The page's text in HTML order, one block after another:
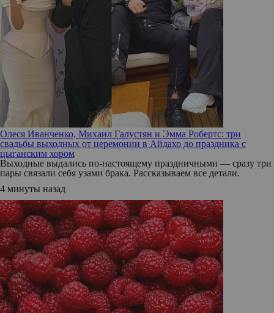
Олеся Иванченко, Михаил Галустян и Эмма Робертс: три
свадьбы выходных от церемонии в Айдахо до праздника с
цыганским хором
Выходные выдались по-настоящему праздничными — сразу три
пары связали себя узами брака. Рассказываем все детали.
4 минуты назад